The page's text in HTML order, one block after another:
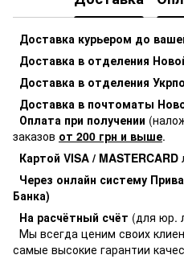
Доставка курьером до
Доставка в отделения
Доставка в отделения
Доставка в почтоматы
Оплата при получении
заказов от 200 грн и выше.
Картой VISA / MASTERCARD
Через онлайн систему
Банка)
На расчётный счёт (для юр.
Мы всегда ценим своих
самые высокие гарантии